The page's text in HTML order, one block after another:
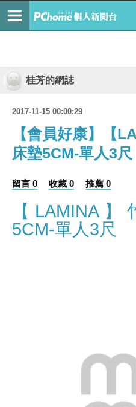
桂芳的網誌
2017-11-15 00:00:29
【會員好康】【
床墊5CM-單人3尺
留言 0 收藏 0 推薦 0
【LAMINA
5CM-單人3尺